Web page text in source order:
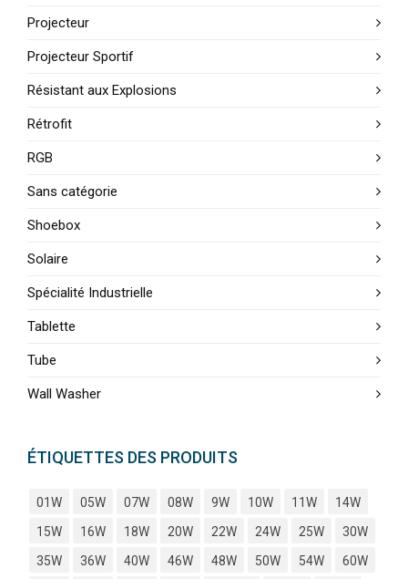
Projecteur
Projecteur Sportif
Résistant aux Explosions
Rétrofit
RGB
Sans catégorie
Shoebox
Solaire
Spécialité Industrielle
Tablette
Tube
Wall Washer
ÉTIQUETTES DES PRODUITS
01W 05W 07W 08W 9W 10W 11W
14W
15W
16W 18W 20W 22W 24W 25W
30W
35W
36W 40W 46W 48W 50W 54W
60W